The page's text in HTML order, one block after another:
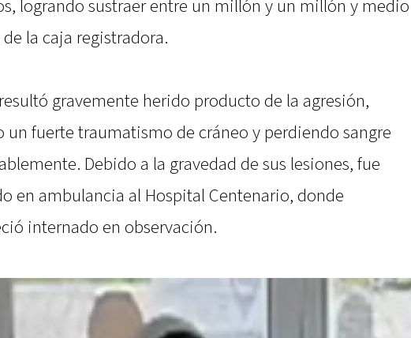
logrando sustraer entre un millón y un millón y medio
la caja registradora.
gravemente herido producto de la agresión,
un fuerte traumatismo de cráneo y perdiendo sangre
Debido a la gravedad de sus lesiones, fue
en ambulancia al Hospital Centenario, donde
internado en observación.